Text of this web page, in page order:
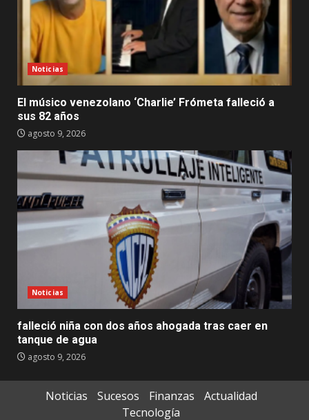
Noticias
El músico venezolano ‘Charlie’ Frómeta falleció a
sus 82 años
agosto 9, 2026
Noticias
falleció niña con dos años ahogada tras caer en
tanque de agua
agosto 9, 2026
Noticias Sucesos Finanzas
Actualidad
Tecnología